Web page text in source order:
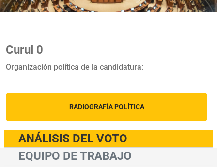
Curul 0
Organización política de la candidatura:
RADIOGRAFÍA POLÍTICA
ANÁLISIS DEL VOTO
EQUIPO DE TRABAJO